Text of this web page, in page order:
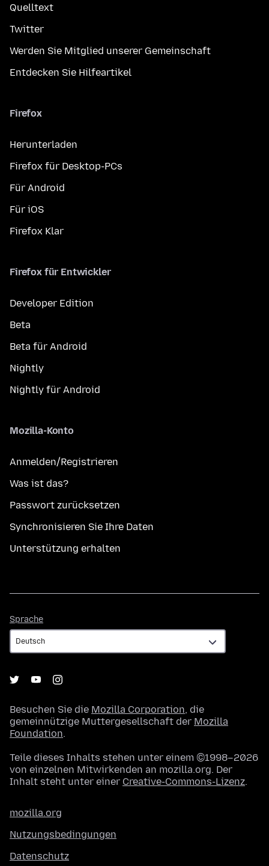
Quelltext
Twitter
Werden Sie Mitglied unserer Gemeinschaft
Entdecken Sie Hilfeartikel
Firefox
Herunterladen
Firefox für Desktop-PCs
Für Android
Für iOS
Firefox Klar
Firefox für Entwickler
Developer Edition
Beta
Beta für Android
Nightly
Nightly für Android
Mozilla-Konto
Anmelden/Registrieren
Was ist das?
Passwort zurücksetzen
Synchronisieren Sie Ihre Daten
Unterstützung erhalten
Sprache
Besuchen Sie die Mozilla Corporation, die
gemeinnützige Muttergesellschaft der Mozilla
Foundation.
Teile dieses Inhalts stehen unter einem ©1998–2026
von einzelnen Mitwirkenden an mozilla.org. Der
Inhalt steht unter einer Creative-Commons-Lizenz.
mozilla.org
Nutzungsbedingungen
Datenschutz